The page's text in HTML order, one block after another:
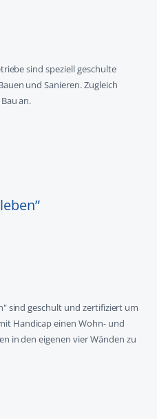
sind speziell geschulte
und Sanieren. Zugleich
an.
sind geschult und zertifiziert um
Handicap einen Wohn- und
in den eigenen vier Wänden zu